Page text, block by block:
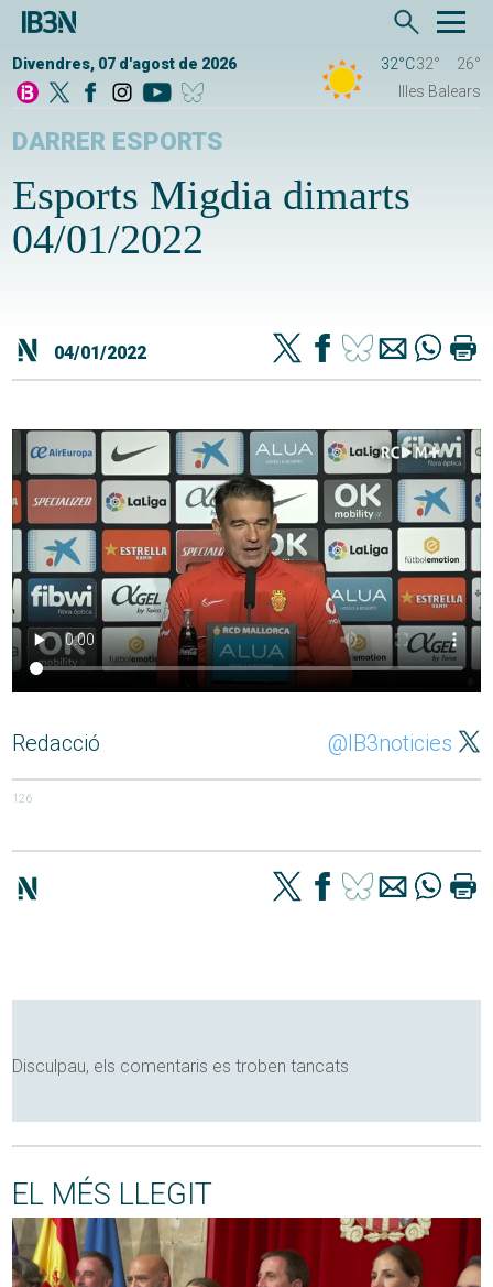
Divendres, 07 d'agost de 2026 32°C32°
26°
Illes Balears
DARRER ESPORTS
Esports Migdia dimarts
04/01/2022
04/01/2022
Redacció @IB3noticies
126
Disculpau, els comentaris es troben tancats
EL MÉS LLEGIT